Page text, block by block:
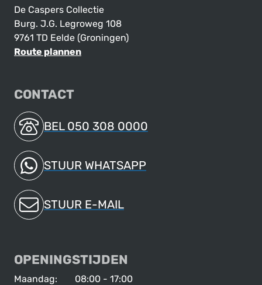
De Caspers Collectie
Burg. J.G. Legroweg 108
9761 TD Eelde (Groningen)
Route plannen
CONTACT
BEL 050 308 0000
STUUR WHATSAPP
STUUR E-MAIL
OPENINGSTIJDEN
Maandag:
08:00 - 17:00